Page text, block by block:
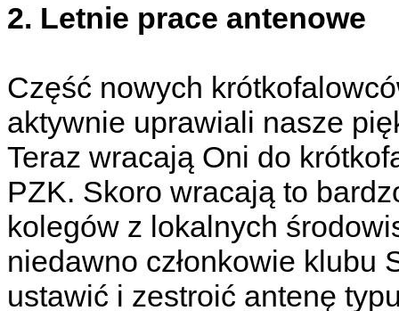
2. Letnie prace antenowe
Część nowych
aktywnie uprawiali nasze
Teraz wracają Oni do
PZK. Skoro wracają to
kolegów z lokalnych
niedawno członkowie klubu
ustawić i zestroić antenę